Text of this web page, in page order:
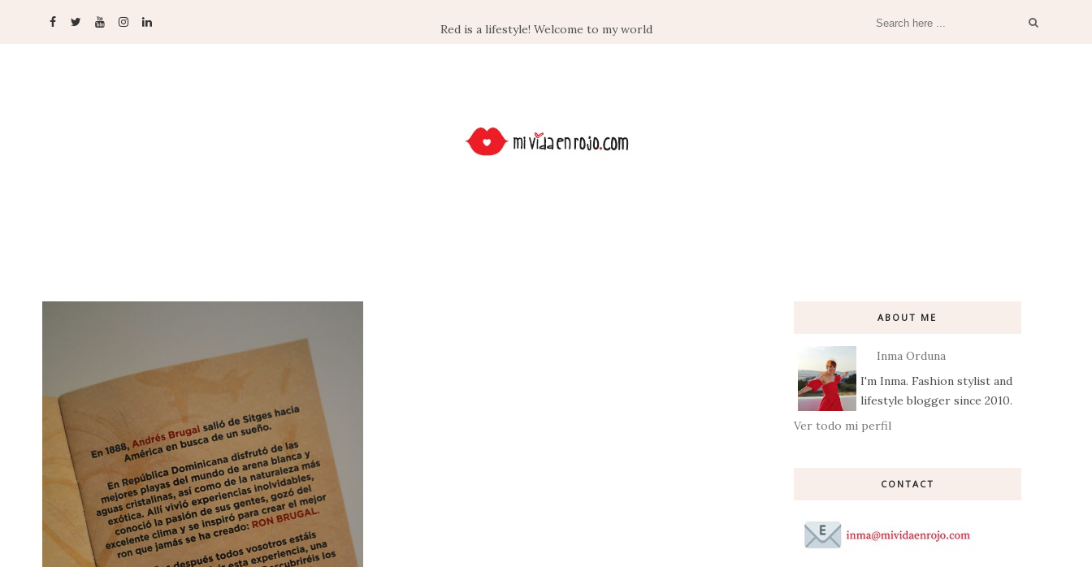
Red is a lifestyle! Welcome to my world
ABOUT ME
Inma Orduna
I'm Inma. Fashion stylist and
lifestyle blogger since 2010.
Ver todo mi perfil
CONTACT